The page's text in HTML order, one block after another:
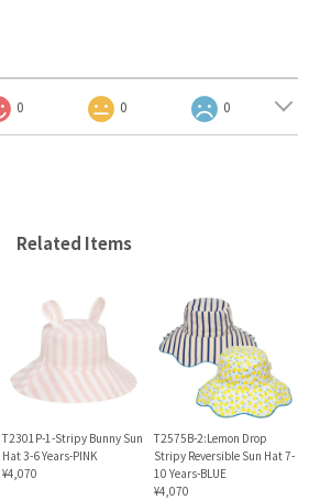
0 0 0
Related Items
T2301P-1-Stripy Bunny Sun
Hat 3-6 Years-PINK
¥4,070
T2575B-2:Lemon Drop
Stripy Reversible Sun Hat 7-
10 Years-BLUE
¥4,070